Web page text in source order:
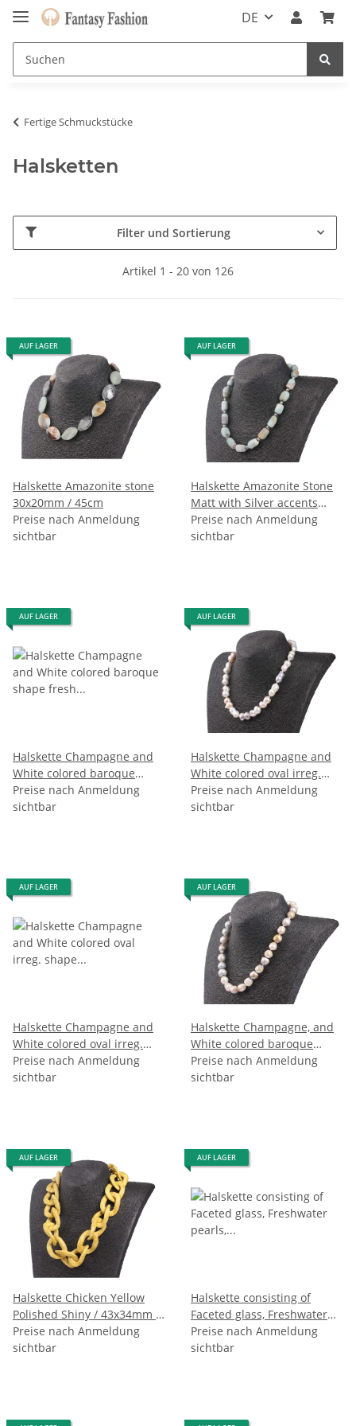
DE
Fertige Schmuckstücke
Halsketten
Filter und Sortierung
Artikel 1 - 20 von 126
AUF LAGER
Halskette Amazonite stone
30x20mm / 45cm
Preise nach Anmeldung
sichtbar
AUF LAGER
Halskette Amazonite Stone
Matt with Silver accents
18mm / 48cm
Preise nach Anmeldung
sichtbar
AUF LAGER
Halskette Champagne and
White colored baroque
shape fresh water Pearl 12 /
16mm / 47cm
Preise nach Anmeldung
sichtbar
AUF LAGER
Halskette Champagne and
White colored oval irreg.
shape fresh water Pearl
22mm / 47cm
Preise nach Anmeldung
sichtbar
AUF LAGER
Halskette Champagne and
White colored oval irreg.
shape fresh water Pearl
24mm / 47cm
Preise nach Anmeldung
sichtbar
AUF LAGER
Halskette Champagne, and
White colored baroque
shape fresh water Pearl
13mm / 47cm
Preise nach Anmeldung
sichtbar
AUF LAGER
Halskette Chicken Yellow
Polished Shiny / 43x34mm /
Wavy Chain / 56cm
Preise nach Anmeldung
sichtbar
AUF LAGER
Halskette consisting of
Faceted glass, Freshwater
pearls, Brass, Hammer Shell
(crack formation) / 76cm
Preise nach Anmeldung
sichtbar